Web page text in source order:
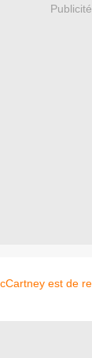
Publicité